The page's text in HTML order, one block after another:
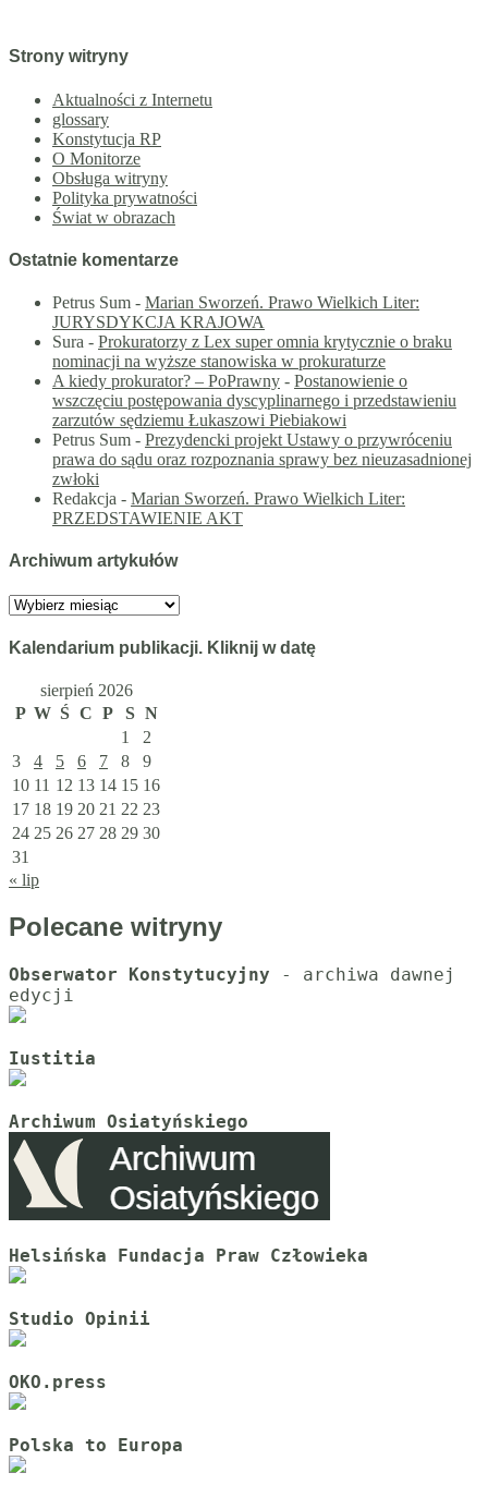
Strony witryny
Aktualności z Internetu
glossary
Konstytucja RP
O Monitorze
Obsługa witryny
Polityka prywatności
Świat w obrazach
Ostatnie komentarze
Petrus Sum - Marian Sworzeń. Prawo Wielkich Liter:
JURYSDYKCJA KRAJOWA
Sura - Prokuratorzy z Lex super omnia krytycznie o braku
nominacji na wyższe stanowiska w prokuraturze
A kiedy prokurator? – PoPrawny - Postanowienie o
wszczęciu postępowania dyscyplinarnego i przedstawieniu
zarzutów sędziemu Łukaszowi Piebiakowi
Petrus Sum - Prezydencki projekt Ustawy o przywróceniu
prawa do sądu oraz rozpoznania sprawy bez nieuzasadnionej
zwłoki
Redakcja - Marian Sworzeń. Prawo Wielkich Liter:
PRZEDSTAWIENIE AKT
Archiwum artykułów
Archiwum
Kalendarium publikacji. Kliknij w datę
sierpień 2026
P W Ś C P S N
1
2
3
4 5 6 7 8
9
10 11 12 13 14 15 16
17 18 19 20 21 22 23
24 25 26 27 28 29 30
31
« lip
Polecane witryny
Obserwator Konstytucyjny - archiwa dawnej
Iustitia
Archiwum Osiatyńskiego
Helsińska Fundacja Praw Człowieka
Studio Opinii
OKO.press
Polska to Europa